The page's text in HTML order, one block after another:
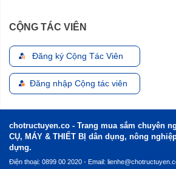
CỘNG TÁC VIÊN
Đăng ký Cộng Tác Viên
Đăng nhập Cộng tác viên
chotructuyen.co - Trang mua sắm chuyên
CỤ, MÁY & THIẾT BỊ dân dụng, nông
dựng.
Điện thoại: 0899 00 2020 - Email: